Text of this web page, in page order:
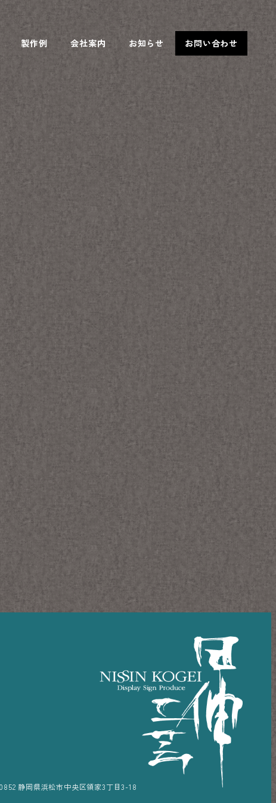
製作例 会社案内 お知らせ お問い合わせ
静岡県浜松市中央区領家3丁目3-18